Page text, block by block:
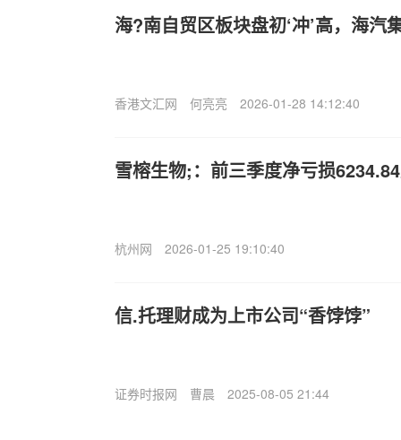
海?南自贸区板块盘初‘冲’高，海汽
香港文汇网 何亮亮 2026-01-28 14:12:40
雪榕生物;：前三季度净亏损
杭州网 2026-01-25 19:10:40
信.托理财成为上市公司“香饽饽”
证券时报网 曹晨 2025-08-05 21:44